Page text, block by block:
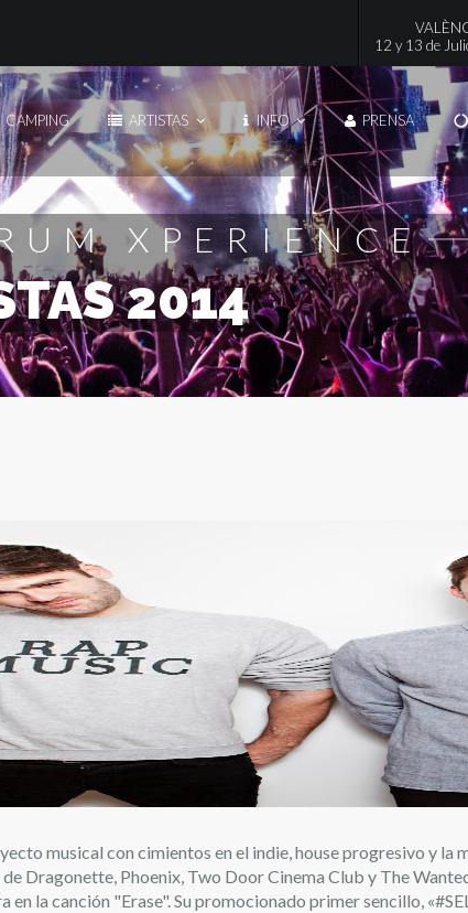
12 y 13 de
CAMPING ARTISTAS INFO PRENSA
Artistas
INFO DE CADA ARTISTA
Line Up
CARTEL COMPLETO
Multimedia
AFTERMOVIE Y ENTREVISTAS
XPERIENCE
2014
musical con cimientos en el indie, house progresivo y la
Dragonette, Phoenix, Two Door Cinema Club y The
la canción "Erase". Su promocionado primer sencillo,